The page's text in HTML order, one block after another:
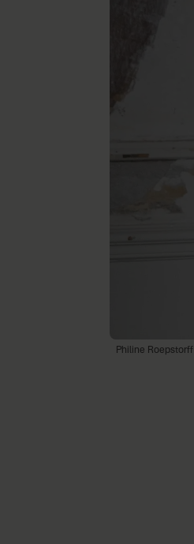
Philine Roepstorff